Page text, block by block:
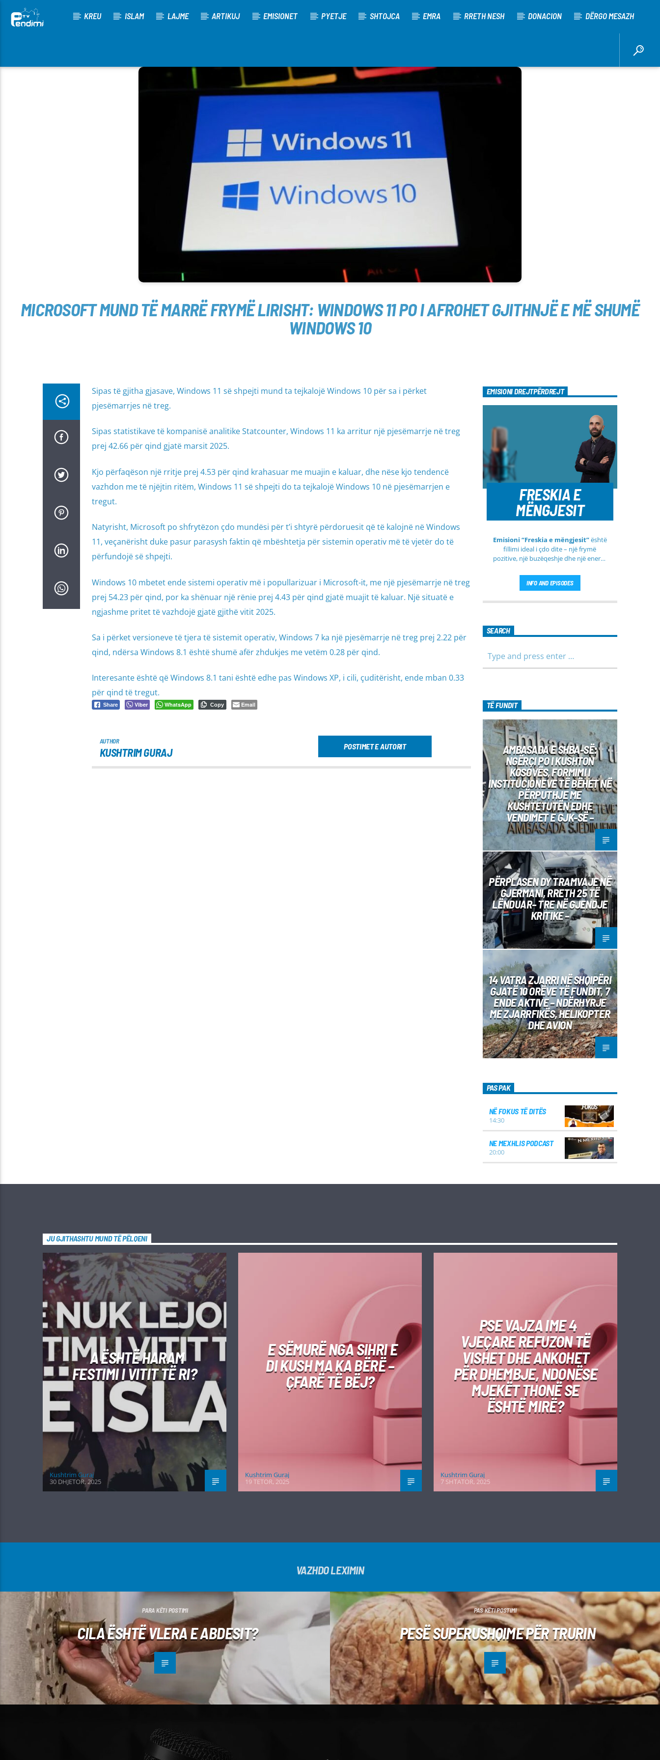
KREU ISLAM LAJME ARTIKUJ EMISIONET PYETJE SHTOJCA EMRA RRETH NESH DONACION DËRGO MESAZH
[There are no radio stations in the database]
MICROSOFT MUND TË MARRË FRYMË LIRISHT: WINDOWS 11 PO I AFROHET GJITHNJË E MË SHUMË
WINDOWS 10
Sipas të gjitha gjasave, Windows 11 së shpejti mund ta tejkalojë Windows 10 për sa i përket
pjesëmarrjes në treg.
Sipas statistikave të kompanisë analitike Statcounter, Windows 11 ka arritur një pjesëmarrje në treg
prej 42.66 për qind gjatë marsit 2025.
Kjo përfaqëson një rritje prej 4.53 për qind krahasuar me muajin e kaluar, dhe nëse kjo tendencë
vazhdon me të njëjtin ritëm, Windows 11 së shpejti do ta tejkalojë Windows 10 në pjesëmarrjen e
tregut.
Natyrisht, Microsoft po shfrytëzon çdo mundësi për t’i shtyrë përdoruesit që të kalojnë në Windows
11, veçanërisht duke pasur parasysh faktin që mbështetja për sistemin operativ më të vjetër do të
përfundojë së shpejti.
Windows 10 mbetet ende sistemi operativ më i popullarizuar i Microsoft-it, me një pjesëmarrje në treg
prej 54.23 për qind, por ka shënuar një rënie prej 4.43 për qind gjatë muajit të kaluar. Një situatë e
ngjashme pritet të vazhdojë gjatë gjithë vitit 2025.
Sa i përket versioneve të tjera të sistemit operativ, Windows 7 ka një pjesëmarrje në treg prej 2.22 për
qind, ndërsa Windows 8.1 është shumë afër zhdukjes me vetëm 0.28 për qind.
Interesante është që Windows 8.1 tani është edhe pas Windows XP, i cili, çuditërisht, ende mban 0.33
për qind të tregut.
Share Viber WhatsApp Copy Email
AUTHOR
KUSHTRIM GURAJ POSTIMET E AUTORIT
EMISIONI DREJTPËRDREJT
FRESKIA E
MËNGJESIT
Emisioni “Freskia e mëngjesit”është
fillimi ideal i çdo dite – një frymë
pozitive, një buzëqeshje dhe një energji
RTV Pendimi. Ky emision i përditshëm
synon ta bëjë mëngjesin tuaj më të
ngrohtë, duke ju shoqëruar në orët e
larmishme dhe të dobishme për të
gjithë familjen.
INFO AND EPISODES
SEARCH
TË FUNDIT
AMBASADA E SHBA-SË:
NGËRÇI PO I KUSHTON
KOSOVËS, FORMIMI I
INSTITUCIONEVE TË BËHET NË
PËRPUTHJE ME
KUSHTETUTËN EDHE
VENDIMET E GJK-SË –
PËRPLASEN DY TRAMVAJE NË
GJERMANI, RRETH 25 TË
LËNDUAR– TRE NË GJENDJE
KRITIKE –
14 VATRA ZJARRI NË SHQIPËRI
GJATË 10 ORËVE TË FUNDIT, 7
ENDE AKTIVE – NDËRHYRJE
ME ZJARRFIKËS, HELIKOPTER
DHE AVION
PAS PAK
NË FOKUS TË DITËS
14:30
NE MEXHLIS PODCAST
20:00
JU GJITHASHTU MUND TË PËLQENI
A ËSHTË HARAM
FESTIMI I VITIT TË RI?
Kushtrim Guraj
30 DHJETOR, 2025
E SËMURË NGA SIHRI E
DI KUSH MA KA BËRË –
ÇFARË TË BËJ?
Kushtrim Guraj
19 TETOR, 2025
PSE VAJZA IME 4
VJEÇARE REFUZON TË
VISHET DHE ANKOHET
PËR DHEMBJE, NDONËSE
MJEKËT THONË SE
ËSHTË MIRË?
Kushtrim Guraj
7 SHTATOR, 2025
VAZHDO LEXIMIN
PARA KËTI POSTIMI
CILA ËSHTË VLERA E ABDESIT?
PAS KËTI POSTIMI
PESË SUPERUSHQIME PËR TRURIN